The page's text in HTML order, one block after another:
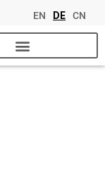
EN DE CN